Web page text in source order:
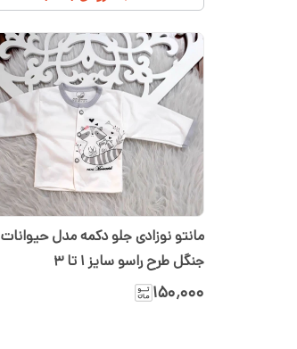
مانتو نوزادی جلو دکمه مدل حیوانات
جنگل طرح راسو سایز ۱ تا ۳
۱۵۰٬۰۰۰